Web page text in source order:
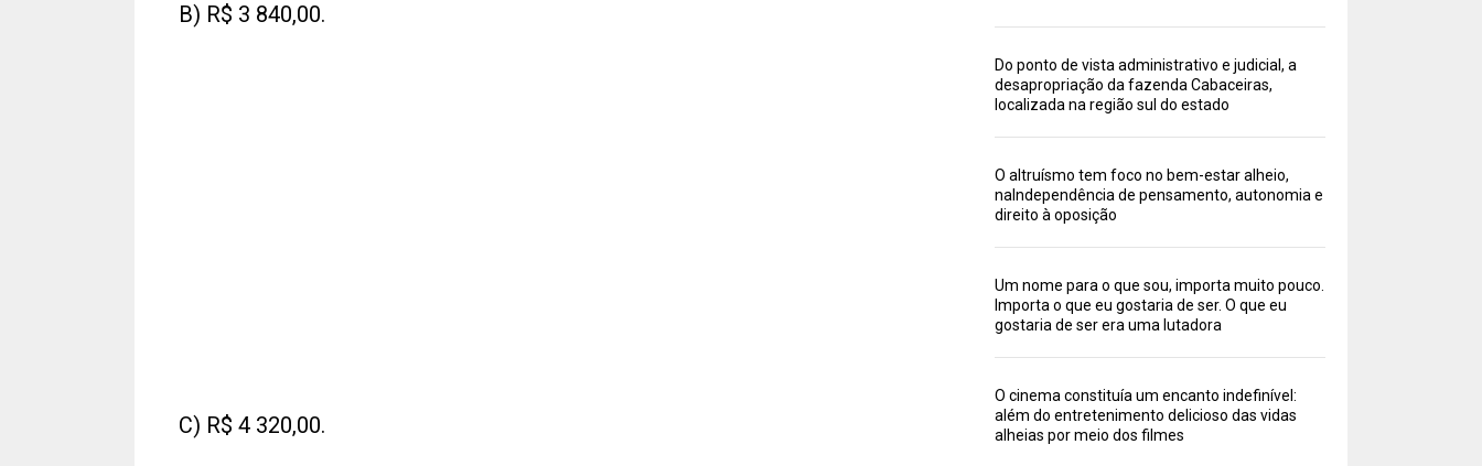
B) R$ 3 840,00.
C) R$ 4 320,00.
Do ponto de vista administrativo e judicial, a
desapropriação da fazenda Cabaceiras,
localizada na região sul do estado
O altruísmo tem foco no bem-estar alheio,
naIndependência de pensamento, autonomia e
direito à oposição
Um nome para o que sou, importa muito pouco.
Importa o que eu gostaria de ser. O que eu
gostaria de ser era uma lutadora
O cinema constituía um encanto indefinível:
além do entretenimento delicioso das vidas
alheias por meio dos filmes